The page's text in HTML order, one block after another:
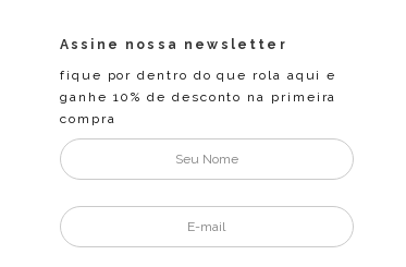
Assine nossa newsletter
fique por dentro do que rola aqui e
ganhe 10% de desconto na primeira
compra